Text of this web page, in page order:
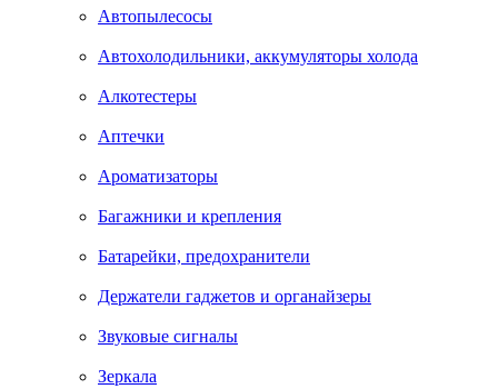
Автопылесосы
Автохолодильники, аккумуляторы холода
Алкотестеры
Аптечки
Ароматизаторы
Багажники и крепления
Батарейки, предохранители
Держатели гаджетов и органайзеры
Звуковые сигналы
Зеркала